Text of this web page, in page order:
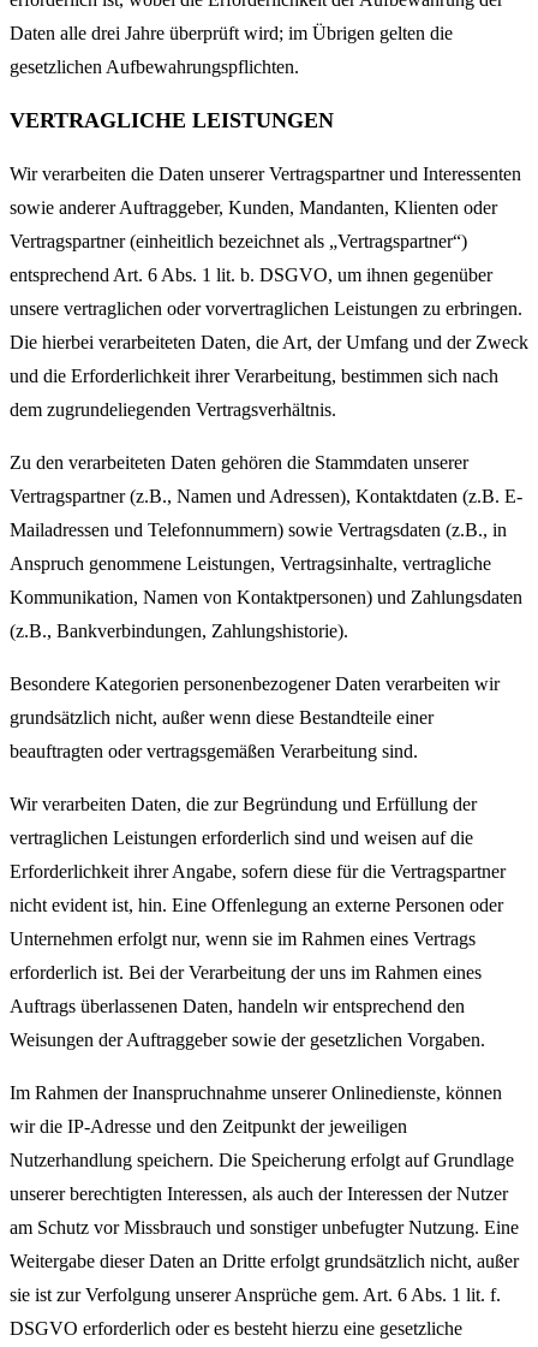
Daten alle drei Jahre überprüft wird; im Übrigen gelten die
gesetzlichen Aufbewahrungspflichten.
VERTRAGLICHE LEISTUNGEN
Wir verarbeiten die Daten unserer Vertragspartner und Interessenten
sowie anderer Auftraggeber, Kunden, Mandanten, Klienten oder
Vertragspartner (einheitlich bezeichnet als „Vertragspartner“)
entsprechend Art. 6 Abs. 1 lit. b. DSGVO, um ihnen gegenüber
unsere vertraglichen oder vorvertraglichen Leistungen zu erbringen.
Die hierbei verarbeiteten Daten, die Art, der Umfang und der Zweck
und die Erforderlichkeit ihrer Verarbeitung, bestimmen sich nach
dem zugrundeliegenden Vertragsverhältnis.
Zu den verarbeiteten Daten gehören die Stammdaten unserer
Vertragspartner (z.B., Namen und Adressen), Kontaktdaten (z.B. E-
Mailadressen und Telefonnummern) sowie Vertragsdaten (z.B., in
Anspruch genommene Leistungen, Vertragsinhalte, vertragliche
Kommunikation, Namen von Kontaktpersonen) und Zahlungsdaten
(z.B., Bankverbindungen, Zahlungshistorie).
Besondere Kategorien personenbezogener Daten verarbeiten wir
grundsätzlich nicht, außer wenn diese Bestandteile einer
beauftragten oder vertragsgemäßen Verarbeitung sind.
Wir verarbeiten Daten, die zur Begründung und Erfüllung der
vertraglichen Leistungen erforderlich sind und weisen auf die
Erforderlichkeit ihrer Angabe, sofern diese für die Vertragspartner
nicht evident ist, hin. Eine Offenlegung an externe Personen oder
Unternehmen erfolgt nur, wenn sie im Rahmen eines Vertrags
erforderlich ist. Bei der Verarbeitung der uns im Rahmen eines
Auftrags überlassenen Daten, handeln wir entsprechend den
Weisungen der Auftraggeber sowie der gesetzlichen Vorgaben.
Im Rahmen der Inanspruchnahme unserer Onlinedienste, können
wir die IP-Adresse und den Zeitpunkt der jeweiligen
Nutzerhandlung speichern. Die Speicherung erfolgt auf Grundlage
unserer berechtigten Interessen, als auch der Interessen der Nutzer
am Schutz vor Missbrauch und sonstiger unbefugter Nutzung. Eine
Weitergabe dieser Daten an Dritte erfolgt grundsätzlich nicht, außer
sie ist zur Verfolgung unserer Ansprüche gem. Art. 6 Abs. 1 lit. f.
DSGVO erforderlich oder es besteht hierzu eine gesetzliche